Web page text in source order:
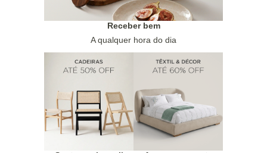
Receber bem
A qualquer hora do dia